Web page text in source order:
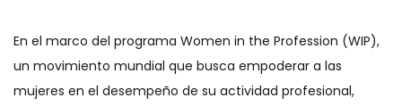
En el marco del programa Women in the Profession (WIP),
un movimiento mundial que busca empoderar a las
mujeres en el desempeño de su actividad profesional,